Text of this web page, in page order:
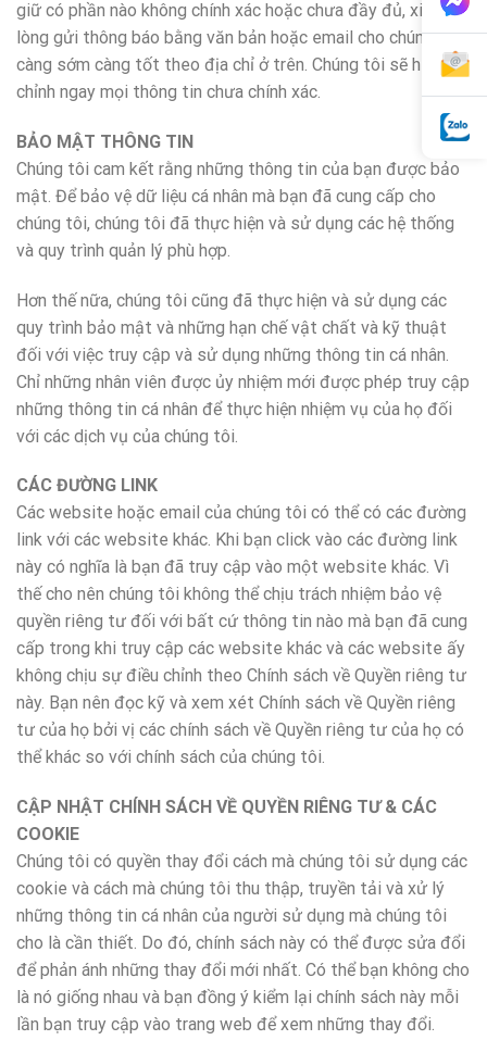
giữ có phần nào không chính xác hoặc chưa đầy đủ, xin vui
lòng gửi thông báo bằng văn bản hoặc email cho chúng tôi
càng sớm càng tốt theo địa chỉ ở trên. Chúng tôi sẽ hiệu
chỉnh ngay mọi thông tin chưa chính xác.
BẢO MẬT THÔNG TIN
Chúng tôi cam kết rằng những thông tin của bạn được bảo
mật. Để bảo vệ dữ liệu cá nhân mà bạn đã cung cấp cho
chúng tôi, chúng tôi đã thực hiện và sử dụng các hệ thống
và quy trình quản lý phù hợp.
Hơn thế nữa, chúng tôi cũng đã thực hiện và sử dụng các
quy trình bảo mật và những hạn chế vật chất và kỹ thuật
đối với việc truy cập và sử dụng những thông tin cá nhân.
Chỉ những nhân viên được ủy nhiệm mới được phép truy cập
những thông tin cá nhân để thực hiện nhiệm vụ của họ đối
với các dịch vụ của chúng tôi.
CÁC ĐƯỜNG LINK
Các website hoặc email của chúng tôi có thể có các đường
link với các website khác. Khi bạn click vào các đường link
này có nghĩa là bạn đã truy cập vào một website khác. Vì
thế cho nên chúng tôi không thể chịu trách nhiệm bảo vệ
quyền riêng tư đối với bất cứ thông tin nào mà bạn đã cung
cấp trong khi truy cập các website khác và các website ấy
không chịu sự điều chỉnh theo Chính sách về Quyền riêng tư
này. Bạn nên đọc kỹ và xem xét Chính sách về Quyền riêng
tư của họ bởi vị các chính sách về Quyền riêng tư của họ có
thể khác so với chính sách của chúng tôi.
CẬP NHẬT CHÍNH SÁCH VỀ QUYỀN RIÊNG TƯ & CÁC
COOKIE
Chúng tôi có quyền thay đổi cách mà chúng tôi sử dụng các
cookie và cách mà chúng tôi thu thập, truyền tải và xử lý
những thông tin cá nhân của người sử dụng mà chúng tôi
cho là cần thiết. Do đó, chính sách này có thể được sửa đổi
để phản ánh những thay đổi mới nhất. Có thể bạn không cho
là nó giống nhau và bạn đồng ý kiểm lại chính sách này mỗi
lần bạn truy cập vào trang web để xem những thay đổi.